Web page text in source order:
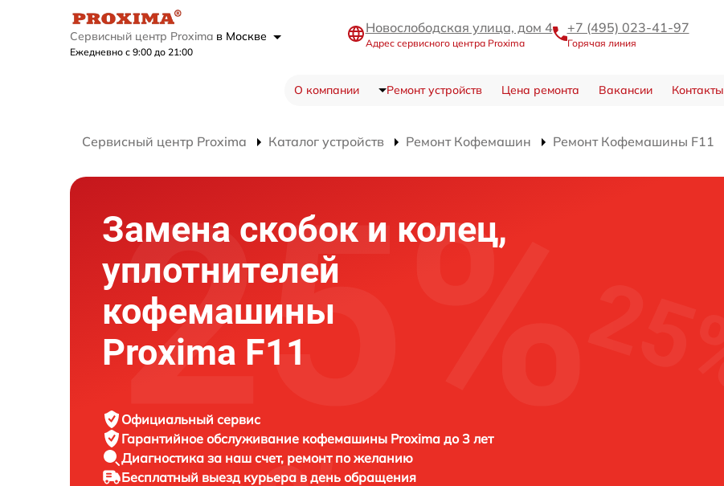
Сервисный центр Proxima в Москве
Ежедневно с 9:00 до 21:00
Новослободская улица, дом 4
Адрес сервисного центра Proxima
+7 (495) 023-41-97
Горячая линия
О компании Ремонт устройств Цена ремонта Вакансии Контакты
Сервисный центр Proxima Каталог устройств Ремонт Кофемашин Ремонт Кофемашины F11
Замена скобок и колец,
уплотнителей
кофемашины
Proxima F11
Официальный сервис
Гарантийное обслуживание кофемашины Proxima до 3 лет
Диагностика за наш счет, ремонт по желанию
Бесплатный выезд курьера в день обращения